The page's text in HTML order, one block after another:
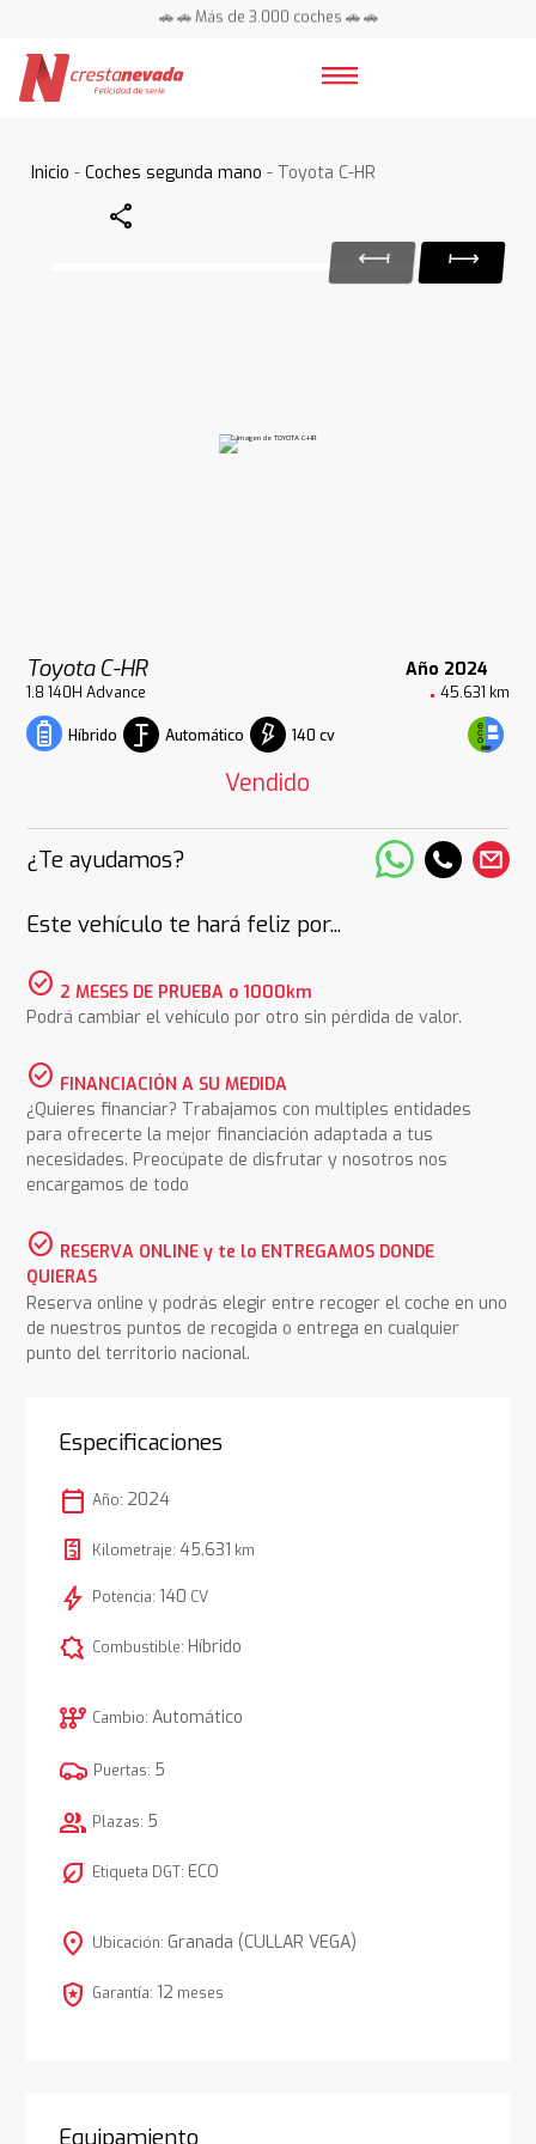
🚗 🚗 Más de 3.000 coches 🚗 🚗
Inicio -Coches segunda mano - Toyota C-HR
Share
Toyota C-HR Año 2024
1.8 140H Advance 45.631 km
Híbrido Automático 140 cv
Vendido
¿Te ayudamos?
Este vehículo te hará feliz por...
check_circle 2 MESES DE PRUEBA o 1000km
Podrá cambiar el vehículo por otro sin pérdida de valor.
check_circle FINANCIACIÓN A SU MEDIDA
¿Quieres financiar? Trabajamos con multiples entidades
para ofrecerte la mejor financiación adaptada a tus
necesidades. Preocúpate de disfrutar y nosotros nos
encargamos de todo
check_circle RESERVA ONLINE y te lo ENTREGAMOS DONDE
QUIERAS
Reserva online y podrás elegir entre recoger el coche en uno
de nuestros puntos de recogida o entrega en cualquier
punto del territorio nacional.
Especificaciones
calendar_today Año: 2024
Kilometraje: 45.631 km
bolt Potencia: 140 CV
comic_bubble Combustible: Híbrido
auto_transmission Cambio: Automático
Puertas: 5
group Plazas: 5
nest_eco_leaf Etiqueta DGT: ECO
location_on Ubicación: Granada (CULLAR VEGA)
local_police Garantía: 12 meses
Equipamiento